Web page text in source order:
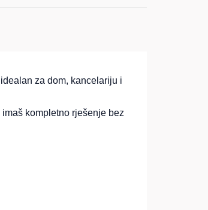
za dom, kancelariju i
kompletno rješenje bez